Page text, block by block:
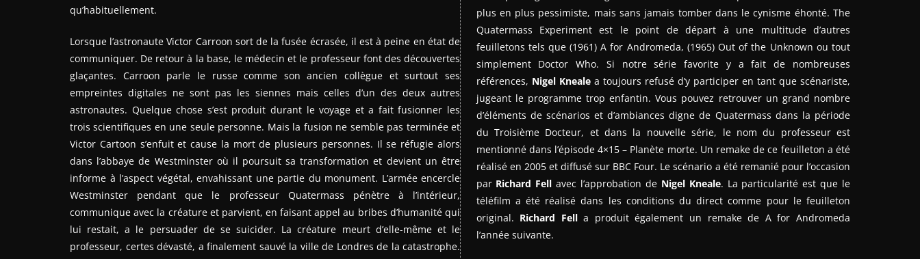
qu’habituellement.
Lorsque l’astronaute Victor Carroon sort de la fusée écrasée, il est à peine en état de
communiquer. De retour à la base, le médecin et le professeur font des découvertes
glaçantes. Carroon parle le russe comme son ancien collègue et surtout ses
empreintes digitales ne sont pas les siennes mais celles d’un des deux autres
astronautes. Quelque chose s’est produit durant le voyage et a fait fusionner les
trois scientifiques en une seule personne. Mais la fusion ne semble pas terminée et
Victor Cartoon s’enfuit et cause la mort de plusieurs personnes. Il se réfugie alors
dans l’abbaye de Westminster où il poursuit sa transformation et devient un être
informe à l’aspect végétal, envahissant une partie du monument. L’armée encercle
Westminster pendant que le professeur Quatermass pénètre à l’intérieur,
communique avec la créature et parvient, en faisant appel au bribes d’humanité qui
lui restait, a le persuader de se suicider. La créature meurt d’elle-même et le
professeur, certes dévasté, a finalement sauvé la ville de Londres de la catastrophe.
plus en plus pessimiste, mais sans jamais tomber dans le cynisme éhonté. The
Quatermass Experiment est le point de départ à une multitude d’autres
feuilletons tels que (1961) A for Andromeda, (1965) Out of the Unknown ou tout
simplement Doctor Who. Si notre série favorite y a fait de nombreuses
références, Nigel Knealea toujours refusé d’y participer en tant que scénariste,
jugeant le programme trop enfantin. Vous pouvez retrouver un grand nombre
d’éléments de scénarios et d’ambiances digne de Quatermass dans la période
du Troisième Docteur, et dans la nouvelle série, le nom du professeur est
mentionné dans l’épisode 4×15 – Planète morte. Un remake de ce feuilleton a été
réalisé en 2005 et diffusé sur BBC Four. Le scénario a été remanié pour l’occasion
par Richard Fellavec l’approbation de Nigel Kneale. La particularité est que le
téléfilm a été réalisé dans les conditions du direct comme pour le feuilleton
original. Richard Fella produit également un remake de A for Andromeda
l’année suivante.